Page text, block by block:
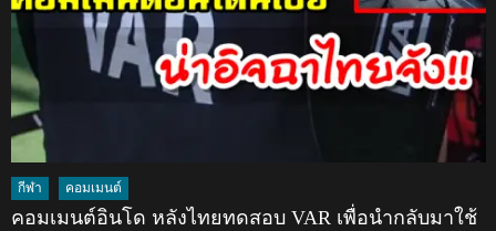
กีฬา คอมเมนต์
คอมเมนต์อินโด หลังไทยทดสอบ VAR เพื่อนำกลับมาใช้